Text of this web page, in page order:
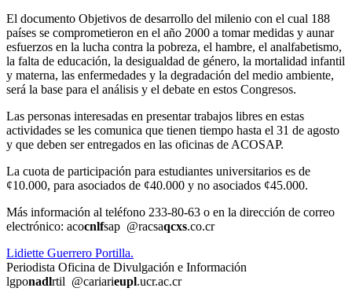
El documento Objetivos de desarrollo del milenio con el cual 188
países se comprometieron en el año 2000 a tomar medidas y aunar
esfuerzos en la lucha contra la pobreza, el hambre, el analfabetismo,
la falta de educación, la desigualdad de género, la mortalidad infantil
y materna, las enfermedades y la degradación del medio ambiente,
será la base para el análisis y el debate en estos Congresos.
Las personas interesadas en presentar trabajos libres en estas
actividades se les comunica que tienen tiempo hasta el 31 de agosto
y que deben ser entregados en las oficinas de ACOSAP.
La cuota de participación para estudiantes universitarios es de
¢10.000, para asociados de ¢40.000 y no asociados ¢45.000.
Más información al teléfono 233-80-63 o en la dirección de correo
electrónico: acocnlfsap @racsaqcxs.co.cr
Lidiette Guerrero Portilla.
Periodista Oficina de Divulgación e Información
lgponadlrtil @cariarieupl.ucr.ac.cr